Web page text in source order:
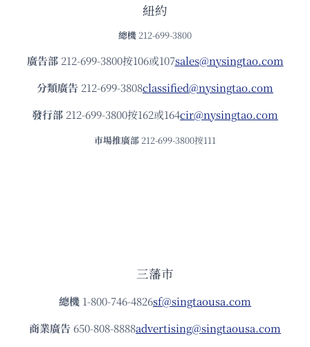
紐約
總機 212-699-3800
廣告部212-699-3800按106或107sales@nysingtao.com
分類廣告 212-699-3808classified@nysingtao.com
發⾏部 212-699-3800按162或164cir@nysingtao.com
市場推廣部 212-699-3800按111
三藩市
總機 1-800-746-4826sf@singtaousa.com
商業廣告 650-808-8888advertising@singtaousa.com